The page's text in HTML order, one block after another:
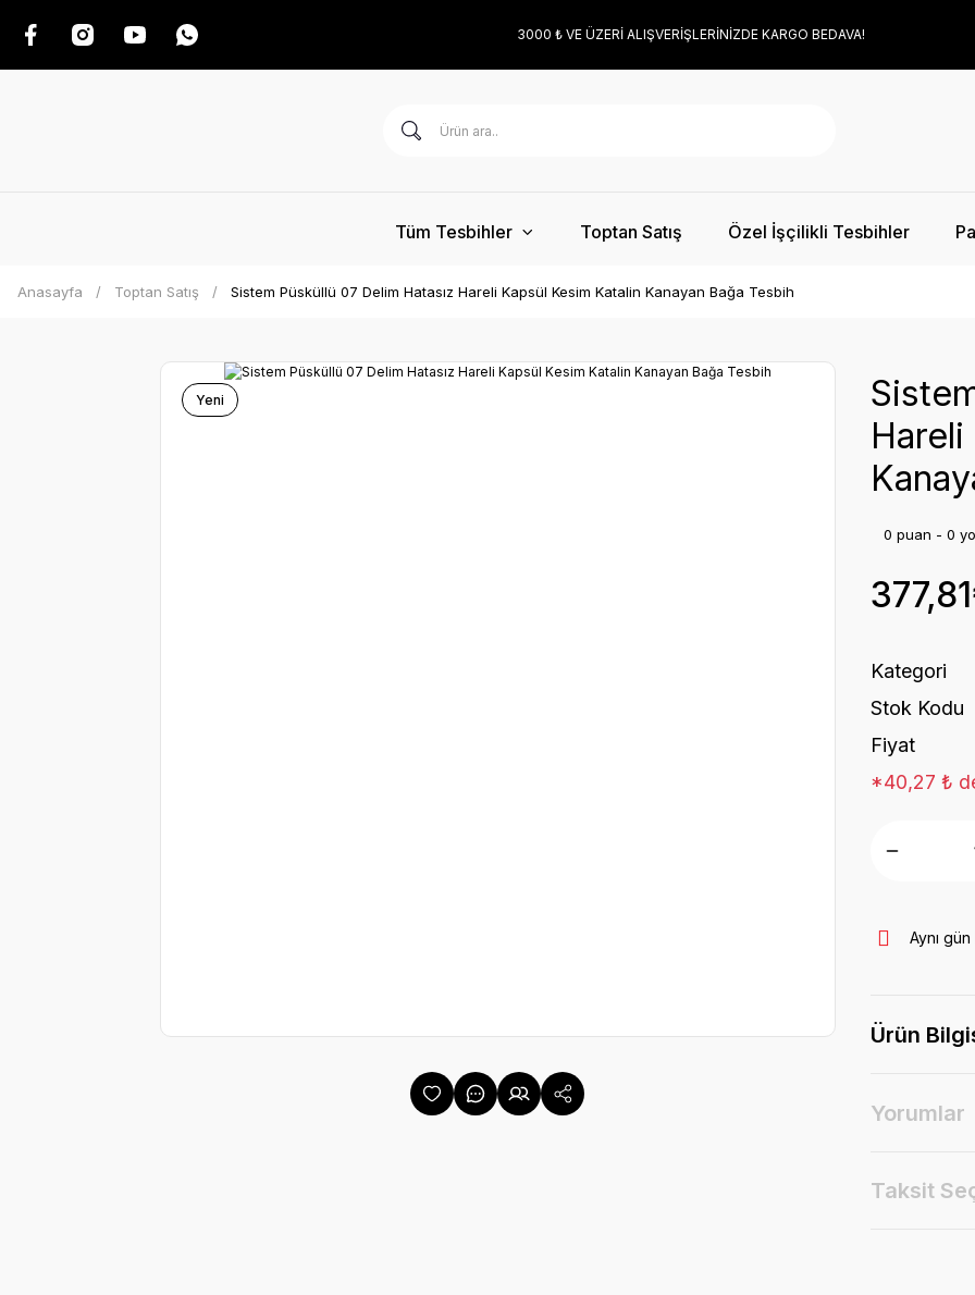
3000 ₺ VE ÜZERİ ALIŞVERİŞLERİNİZDE KARGO BEDAVA!
Tüm Tesbihler Toptan Satış Özel İşçilikli Tesbihler
Anasayfa Toptan Satış Sistem Püsküllü 07 Delim Hatasız Hareli Kapsül Kesim Katalin Kanayan Bağa Tesbih
Yeni
0 puan - 0
Kategori
Stok Kodu
Fiyat
*40,27 ₺
Aynı
Ürün
Yorumlar
Taksit